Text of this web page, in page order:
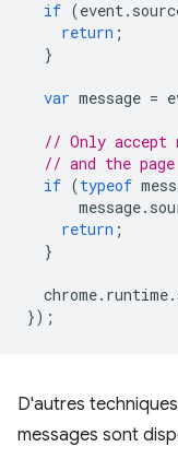
if (event.
return ;
}
var message =
// Only accept
// and the
if (typeof
message.
return ;
}
chrome. runtime.
});
D'autres
messages sont